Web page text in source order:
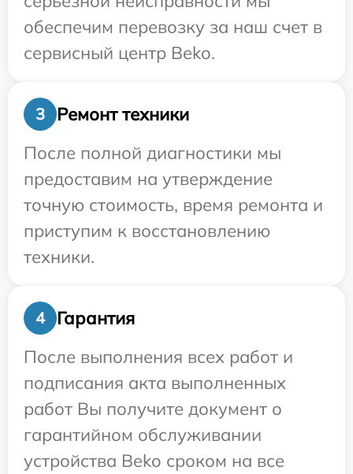
обеспечим перевозку за наш счет в
сервисный центр Beko.
3
Ремонт техники
После полной диагностики мы
предоставим на утверждение
точную стоимость, время ремонта и
приступим к восстановлению
техники.
4
Гарантия
После выполнения всех работ и
подписания акта выполненных
работ Вы получите документ о
гарантийном обслуживании
устройства Beko сроком на все